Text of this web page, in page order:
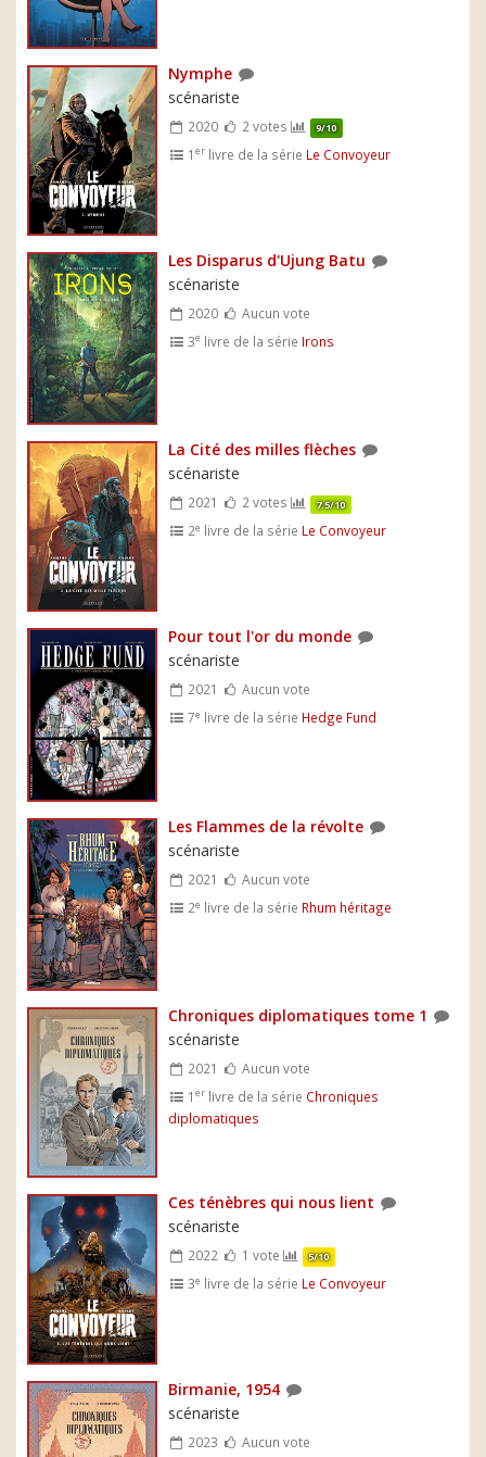
Nymphe
scénariste
2020 2 votes 9/10
1er livre de la série Le Convoyeur
Les Disparus d'Ujung Batu
scénariste
2020
Aucun vote
3e livre de la série Irons
La Cité des milles flèches
scénariste
2021 2 votes 7.5/10
2e livre de la série Le Convoyeur
Pour tout l'or du monde
scénariste
2021
Aucun vote
7e livre de la série Hedge Fund
Les Flammes de la révolte
scénariste
2021
Aucun vote
2e livre de la série Rhum héritage
Chroniques diplomatiques tome 1
scénariste
2021
Aucun vote
1er livre de la série Chroniques
diplomatiques
Ces ténèbres qui nous lient
scénariste
2022 1 vote 5/10
3e livre de la série Le Convoyeur
Birmanie, 1954
scénariste
2023
Aucun vote